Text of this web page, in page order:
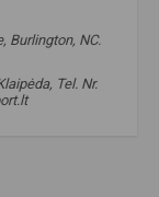
Burlington, NC.
Tel. Nr.